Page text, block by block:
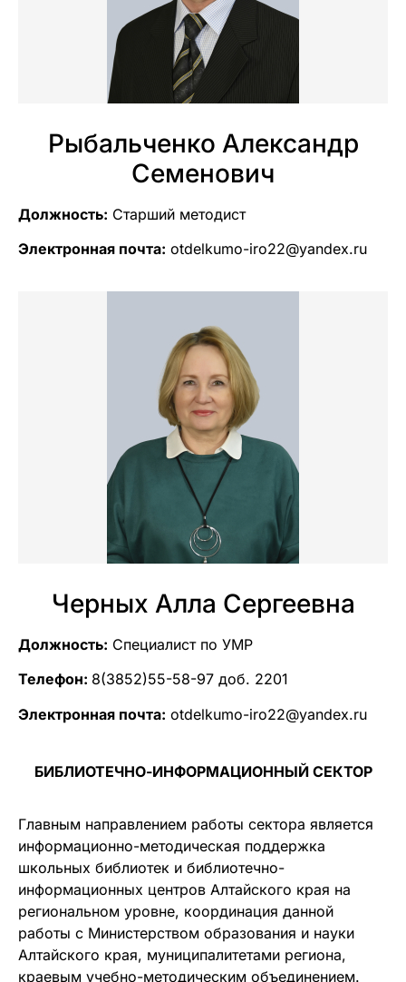
Рыбальченко Александр
Семенович
Должность: Старший методист
Электронная почта: otdelkumo-iro22@yandex.ru
Черных Алла Сергеевна
Должность: Специалист по УМР
Телефон: 8(3852)55-58-97 доб. 2201
Электронная почта: otdelkumo-iro22@yandex.ru
БИБЛИОТЕЧНО-ИНФОРМАЦИОННЫЙ СЕКТОР
Главным направлением работы сектора является
информационно-методическая поддержка
школьных библиотек и библиотечно-
информационных центров Алтайского края на
региональном уровне, координация данной
работы с Министерством образования и науки
Алтайского края, муниципалитетами региона,
краевым учебно-методическим объединением.